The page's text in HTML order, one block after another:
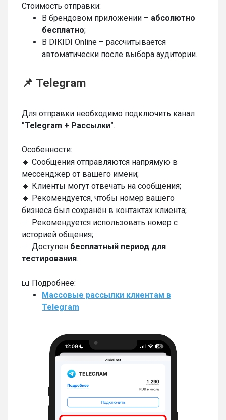
Стоимость отправки:
В брендовом приложении – абсолютно
бесплатно;
В DIKIDI Online – рассчитывается
автоматически после выбора аудитории.
📌 Telegram
Для отправки необходимо подключить канал
"Telegram + Рассылки".
Особенности:
🔹 Сообщения отправляются напрямую в
мессенджер от вашего имени;
🔹 Клиенты могут отвечать на сообщения;
🔹 Рекомендуется, чтобы номер вашего
бизнеса был сохранён в контактах клиента;
🔹 Рекомендуется использовать номер с
историей общения;
🔹 Доступен бесплатный период для
тестирования.
📖 Подробнее:
Массовые рассылки клиентам в
Telegram